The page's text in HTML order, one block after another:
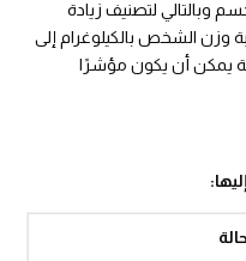
وبالتالي لتصنيف زيادة
الشخص بالكيلوغرام إلى
يمكن أن يكون مؤشرًا
: